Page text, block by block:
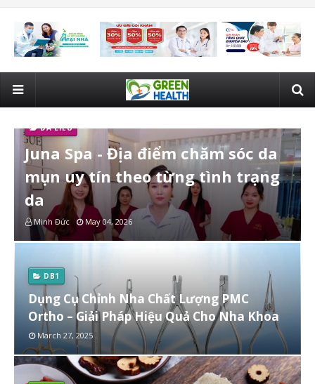
DA LIỄU
Juna Spa - Địa điểm chăm sóc da
mụn uy tín theo từng tình trạng
da
Minh Đức May 04, 2026
DB1
Dụng Cụ Chỉnh Nha Chất Lượng PMC
Ortho – Giải Pháp Hiệu Quả Cho Nha Khoa
March 27, 2025